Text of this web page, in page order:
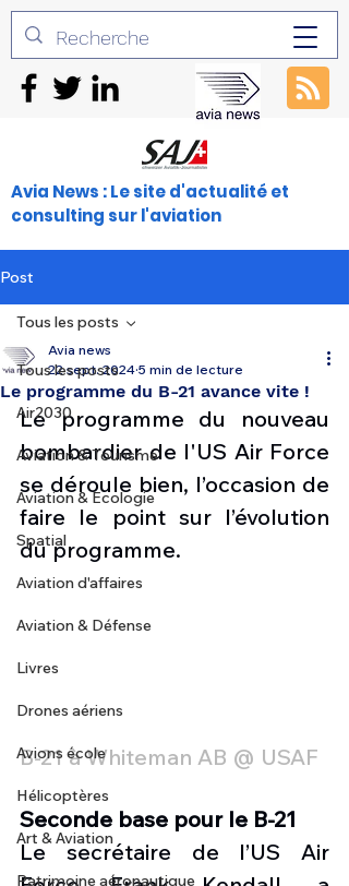
Avia News : Le site d'actualité et
consulting sur l'aviation
Post
Tous les posts
Air2030
Aviation & Tourisme
Aviation & Ecologie
Spatial
Aviation d'affaires
Aviation & Défense
Livres
Drones aériens
Avions école
Hélicoptères
Art & Aviation
Patrimoine aéronautique
Tous les posts
Le programme du B-21 avance vite !
Avia news
22 sept. 2024 5 min de lecture
Le programme du nouveau
bombardier de l'US Air Force
se déroule bien, l’occasion de
faire le point sur l’évolution
du programme.
B-21 à Whiteman AB @ USAF
Seconde base pour le B-21
Le secrétaire de l’US Air